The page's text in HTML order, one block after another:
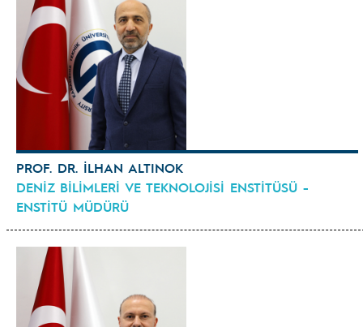
PROF. DR. İLHAN ALTINOK
DENİZ BİLİMLERİ VE TEKNOLOJİSİ ENSTİTÜSÜ -
ENSTİTÜ MÜDÜRÜ